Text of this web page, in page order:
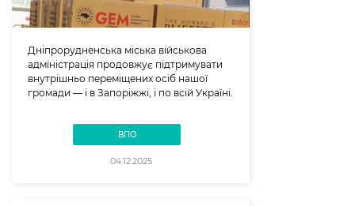
Дніпрорудненська міська військова
адміністрація продовжує підтримувати
внутрішньо переміщених осіб нашої
громади — і в Запоріжжі, і по всій Україні.
ВПО
04.12.2025